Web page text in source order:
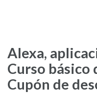
Alexa,
Curso básico
Cupón de